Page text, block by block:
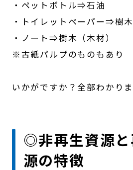
・ペットボトル⇒石油
・トイレットペーパー⇒樹木
・ノート⇒樹木（木材）
※古紙パルプのものもあり
いかがですか？全部わかり
◎非再生資源と
源の特徴